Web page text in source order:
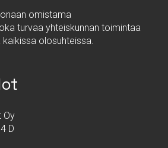
omistama
turvaa yhteiskunnan toimintaa
olosuhteissa.
Oy
D